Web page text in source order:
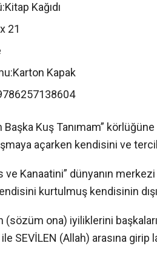
Kitap Kağıdı
21
Karton Kapak
Başka Kuş Tanımam”
açarken kendisini ve
ve Kanaatini” dünyanın
kurtulmuş kendisinin
(sözüm ona) iyiliklerini
ile SEVİLEN (Allah) arasına